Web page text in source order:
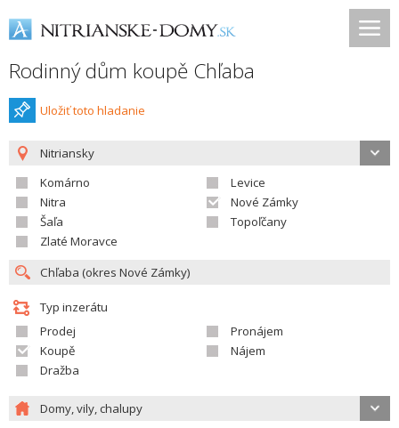
Rodinný dům koupě Chľaba
Uložiť toto hladanie
Nitriansky
Komárno
Levice
Nitra
Nové Zámky
Šaľa
Topoľčany
Zlaté Moravce
Typ inzerátu
Prodej
Pronájem
Koupě
Nájem
Dražba
Domy, vily, chalupy